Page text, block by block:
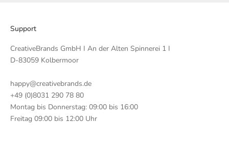
Support
CreativeBrands GmbH I An der Alten Spinnerei 1 I
D-83059 Kolbermoor
happy@creativebrands.de
+49 (0)8031 290 78 80
Montag bis Donnerstag: 09:00 bis 16:00
Freitag 09:00 bis 12:00 Uhr